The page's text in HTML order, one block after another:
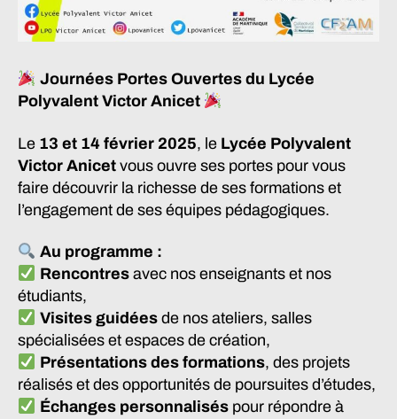
Journées Portes Ouvertes du Lycée
Polyvalent Victor Anicet
Le 13 et 14 février 2025, le Lycée Polyvalent
Victor Anicet vous ouvre ses portes pour vous
faire découvrir la richesse de ses formations et
l’engagement de ses équipes pédagogiques.
Au programme :
Rencontresavec nos enseignants et nos
étudiants,
Visites guidéesde nos ateliers, salles
spécialisées et espaces de création,
Présentations des formations, des projets
réalisés et des opportunités de poursuites d’études,
Échanges personnaliséspour répondre à